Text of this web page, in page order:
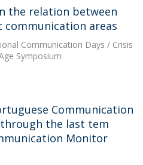
the relation between
areas
Communication Days / Crisis
Symposium
Communication
the last tem
Monitor